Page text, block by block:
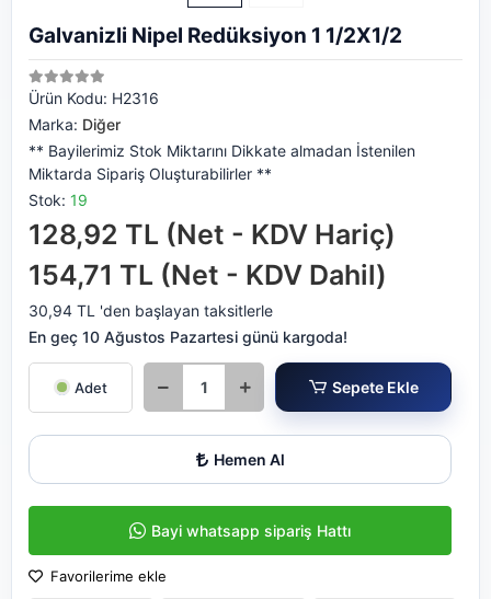
Galvanizli Nipel Redüksiyon 1 1/2X1/2
Ürün Kodu: H2316
Marka: Diğer
** Bayilerimiz Stok Miktarını Dikkate almadan İstenilen
Miktarda Sipariş Oluşturabilirler **
Stok: 19
128,92 TL (Net - KDV Hariç)
154,71 TL (Net - KDV Dahil)
30,94 TL 'den başlayan taksitlerle
En geç 10 Ağustos Pazartesi günü kargoda!
Adet Sepete Ekle
Hemen Al
Bayi whatsapp sipariş Hattı
Favorilerime ekle